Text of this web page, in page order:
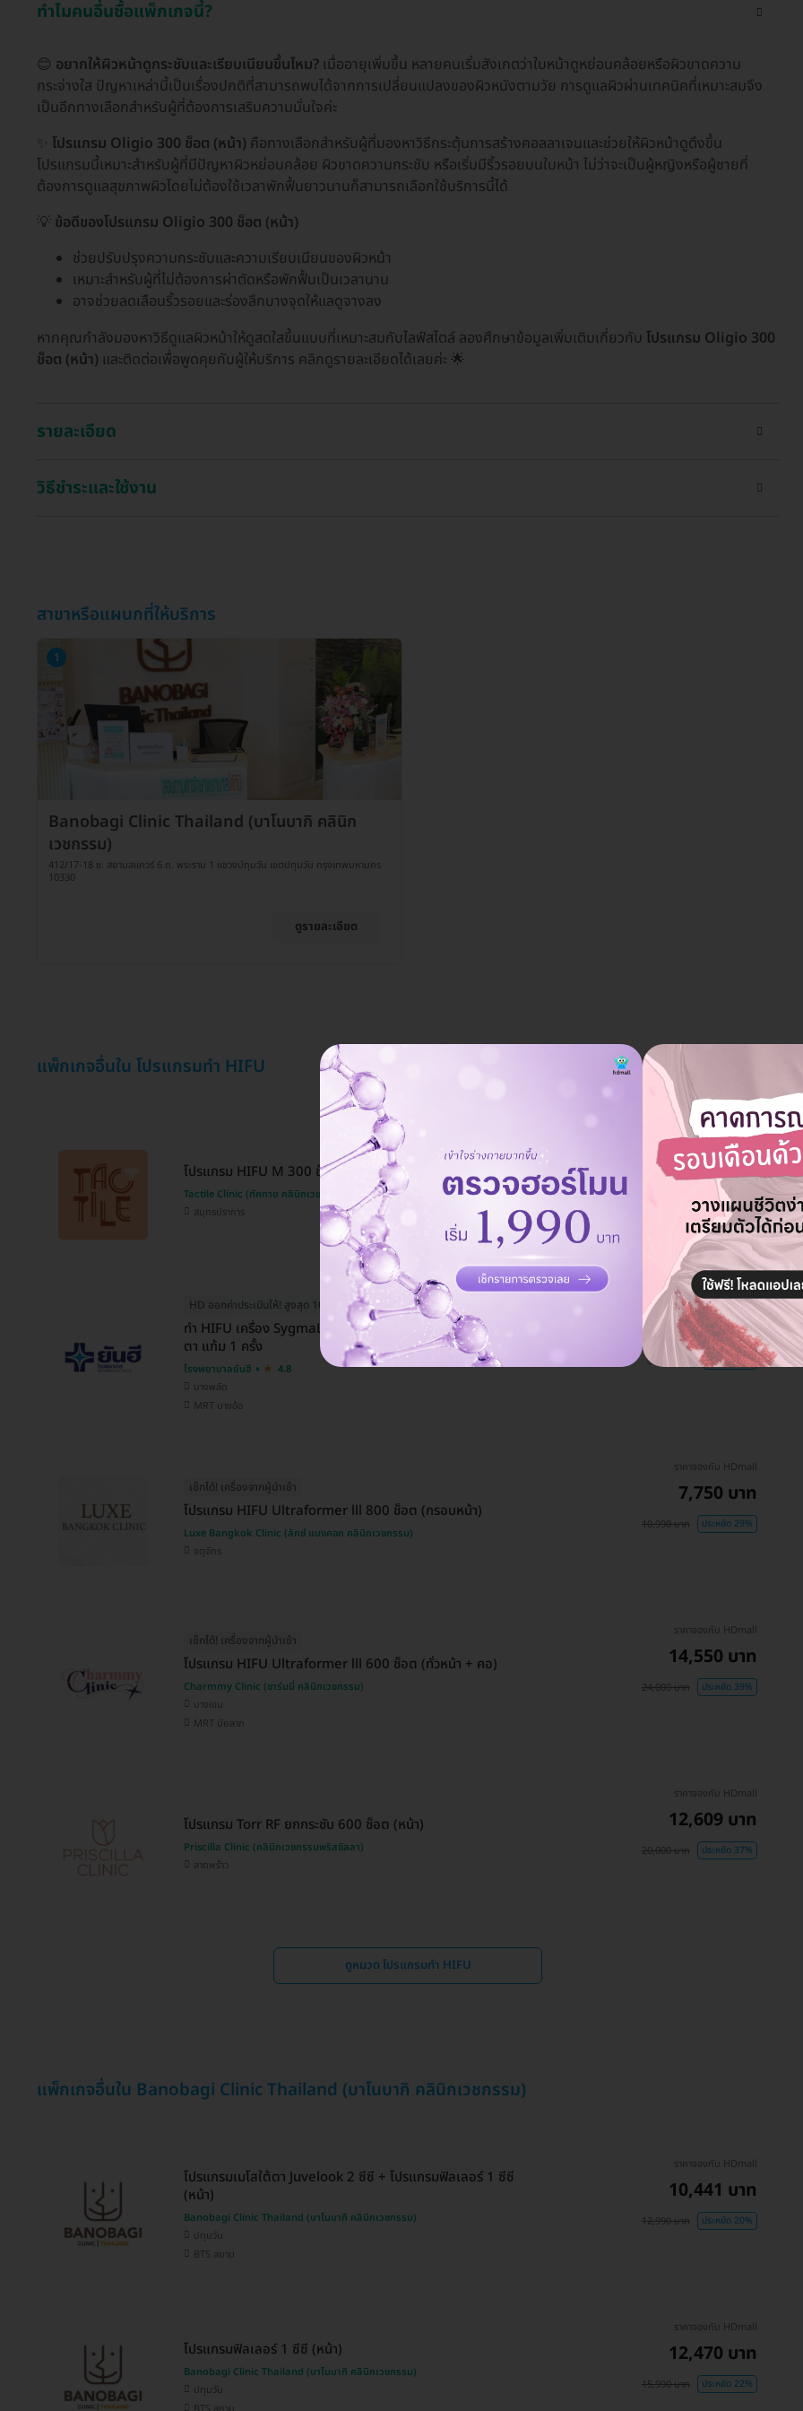
ทำไมคนอื่นซื้อแพ็กเกจนี้?
😊 อยากให้ผิวหน้าดูกระชับและเรียบเนียนขึ้นไหม? เมื่ออายุเพิ่มขึ้น หลายคนเริ่มสังเกตว่าใบหน้าดูหย่อนคล้อยหรือผิวขาดความ
กระจ่างใส ปัญหาเหล่านี้เป็นเรื่องปกติที่สามารถพบได้จากการเปลี่ยนแปลงของผิวหนังตามวัย การดูแลผิวผ่านเทคนิคที่เหมาะสมจึง
เป็นอีกทางเลือกสำหรับผู้ที่ต้องการเสริมความมั่นใจค่ะ
โปรแกรม Oligio 300 ช็อต (หน้า) คือทางเลือกสำหรับผู้ที่มองหาวิธีกระตุ้นการสร้างคอลลาเจนและช่วยให้ผิวหน้าดูตึงขึ้น
โปรแกรมนี้เหมาะสำหรับผู้ที่มีปัญหาผิวหย่อนคล้อย ผิวขาดความกระชับ หรือเริ่มมีริ้วรอยบนใบหน้า ไม่ว่าจะเป็นผู้หญิงหรือผู้ชายที่
ต้องการดูแลสุขภาพผิวโดยไม่ต้องใช้เวลาพักฟื้นยาวนานก็สามารถเลือกใช้บริการนี้ได้
💡 ข้อดีของโปรแกรม Oligio 300 ช็อต (หน้า)
ช่วยปรับปรุงความกระชับและความเรียบเนียนของผิวหน้า
เหมาะสำหรับผู้ที่ไม่ต้องการผ่าตัดหรือพักฟื้นเป็นเวลานาน
อาจช่วยลดเลือนริ้วรอยและร่องลึกบางจุดให้แลดูจางลง
หากคุณกำลังมองหาวิธีดูแลผิวหน้าให้ดูสดใสขึ้นแบบที่เหมาะสมกับไลฟ์สไตล์ ลองศึกษาข้อมูลเพิ่มเติมเกี่ยวกับ โปรแกรม Oligio 300
ช็อต (หน้า) และติดต่อเพื่อพูดคุยกับผู้ให้บริการ คลิกดูรายละเอียดได้เลยค่ะ 🌟
รายละเอียด
วิธีชำระและใช้งาน
สาขาหรือแผนกที่ให้บริการ
1
Banobagi Clinic Thailand (บาโนบากิ คลินิก
เวชกรรม)
412/17-18 ซ. สยามสแควร์ 6 ถ. พระราม 1 แขวงปทุมวัน เขตปทุมวัน กรุงเทพมหานคร
10330
ดูรายละเอียด
แพ็กเกจอื่นใน โปรแกรมทำ HIFU
โปรแกรม HIFU M 300 ช็อต (หน้า)
Tactile Clinic (ทัคทาย คลินิกเวชกรรม)
สมุทรปราการ
ราคาจองกับ HDmall
7,750 บาท
ประหยัด 22%
HD ออกค่าประเมินให้! สูงสุด 1000 บ. จองฟรี! จ่ายทีหลัง
ทำ HIFU เครื่อง SygmaLift ทั่วใบหน้า กระชับบริเวณหน้าผาก รอบ
ตา แก้ม 1 ครั้ง
โรงพยาบาลยันฮี
4.8
บางพลัด
MRT บางอ้อ
ราคาเริ่มต้นที่
28,500 บาท
30,000 บาท ประหยัด 5%
เช็กได้! เครื่องจากผู้นำเข้า
โปรแกรม HIFU Ultraformer lll 800 ช็อต (กรอบหน้า)
Luxe Bangkok Clinic (ลักซ์ แบงคอก คลินิกเวชกรรม)
จตุจักร
ราคาจองกับ HDmall
7,750 บาท
10,990 บาท ประหยัด 29%
เช็กได้! เครื่องจากผู้นำเข้า
โปรแกรม HIFU Ultraformer lll 600 ช็อต (ทั่วหน้า + คอ)
Charmmy Clinic (ชาร์มมี่ คลินิกเวชกรรม)
บางเขน
MRT มัยลาภ
ราคาจองกับ HDmall
14,550 บาท
24,000 บาท ประหยัด 39%
โปรแกรม Torr RF ยกกระชับ 600 ช็อต (หน้า)
Priscilla Clinic (คลินิกเวชกรรมพริสซิลลา)
ลาดพร้าว
ราคาจองกับ HDmall
12,609 บาท
20,000 บาท ประหยัด 37%
ดูหมวด โปรแกรมทำ HIFU
แพ็กเกจอื่นใน Banobagi Clinic Thailand (บาโนบากิ คลินิกเวชกรรม)
โปรแกรมเมโสใต้ตา Juvelook 2 ซีซี + โปรแกรมฟิลเลอร์ 1 ซีซี
(หน้า)
Banobagi Clinic Thailand (บาโนบากิ คลินิกเวชกรรม)
ปทุมวัน
BTS สยาม
ราคาจองกับ HDmall
10,441 บาท
12,990 บาท ประหยัด 20%
โปรแกรมฟิลเลอร์ 1 ซีซี (หน้า)
Banobagi Clinic Thailand (บาโนบากิ คลินิกเวชกรรม)
ปทุมวัน
ราคาจองกับ HDmall
12,470 บาท
15,990 บาท ประหยัด 22%